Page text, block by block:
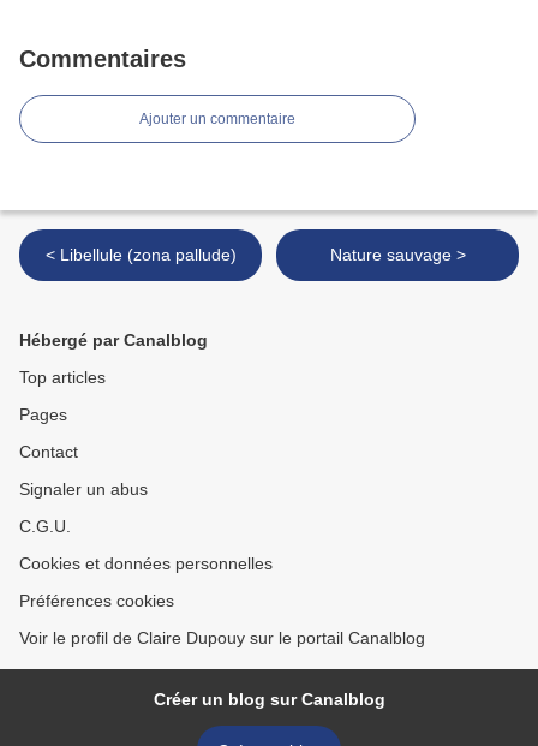
Commentaires
Ajouter un commentaire
< Libellule (zona pallude) Nature sauvage >
Hébergé par Canalblog
Top articles
Pages
Contact
Signaler un abus
C.G.U.
Cookies et données personnelles
Préférences cookies
Voir le profil de Claire Dupouy sur le portail Canalblog
Créer un blog sur Canalblog